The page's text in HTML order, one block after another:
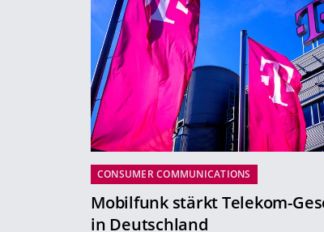
CONSUMER COMMUNICATIONS
Mobilfunk stärkt Telekom-
in Deutschland